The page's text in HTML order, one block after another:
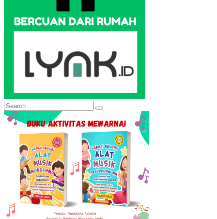
Search
for:
Search